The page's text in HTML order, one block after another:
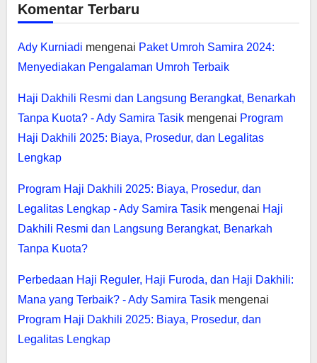
Komentar Terbaru
Ady Kurniadi mengenai Paket Umroh Samira 2024:
Menyediakan Pengalaman Umroh Terbaik
Haji Dakhili Resmi dan Langsung Berangkat, Benarkah
Tanpa Kuota? - Ady Samira Tasikmengenai Program
Haji Dakhili 2025: Biaya, Prosedur, dan Legalitas
Lengkap
Program Haji Dakhili 2025: Biaya, Prosedur, dan
Legalitas Lengkap - Ady Samira Tasikmengenai Haji
Dakhili Resmi dan Langsung Berangkat, Benarkah
Tanpa Kuota?
Perbedaan Haji Reguler, Haji Furoda, dan Haji Dakhili:
Mana yang Terbaik? - Ady Samira Tasikmengenai
Program Haji Dakhili 2025: Biaya, Prosedur, dan
Legalitas Lengkap